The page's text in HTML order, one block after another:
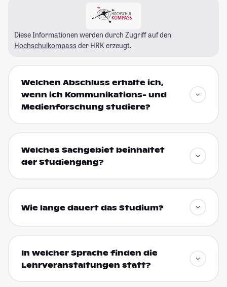
Diese Informationen werden durch Zugriff auf den
Hochschulkompass der HRK erzeugt.
Welchen Abschluss erhalte ich,
wenn ich Kommunikations- und
Medienforschung studiere?
Welches Sachgebiet beinhaltet
der Studiengang?
Wie lange dauert das Studium?
In welcher Sprache finden die
Lehrveranstaltungen statt?